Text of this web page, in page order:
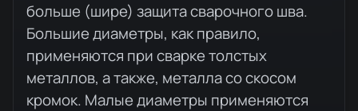
больше (шире) защита сварочного шва.
Большие диаметры, как правило,
применяются при сварке толстых
металлов, а также, металла со скосом
кромок. Малые диаметры применяются